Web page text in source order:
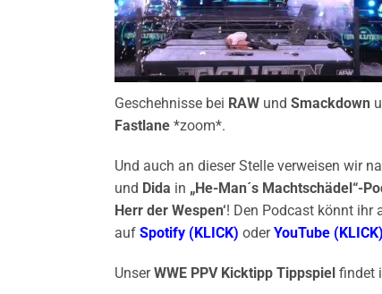
Geschehnisse bei RAW undSmackdown
Fastlane *zoom*.
Und auch an dieser Stelle verweisen wir
und Dida in „He-Man´s Machtschädel“-
Herr der Wespen‘! Den Podcast könnt ihr
aufSpotify (KLICK) oderYouTube (KLICK)
UnserWWE PPV Kicktipp Tippspiel findet